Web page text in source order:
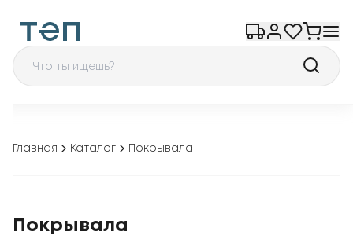
Главная Каталог Покрывала
Покрывала